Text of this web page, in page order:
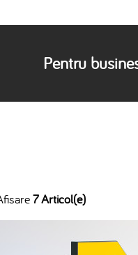
Pentru
7 Articol(e)